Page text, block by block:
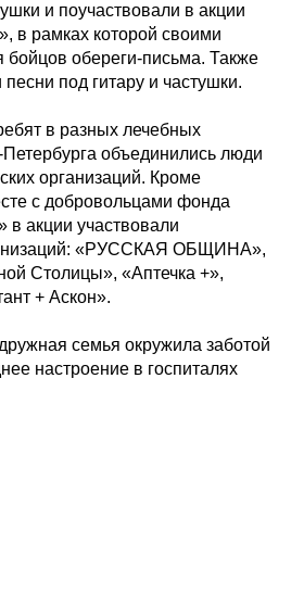
и поучаствовали в акции
в рамках которой своими
бойцов обереги-письма. Также
под гитару и частушки.
в разных лечебных
объединились люди
организаций. Кроме
с добровольцами фонда
акции участвовали
«РУССКАЯ ОБЩИНА»,
Столицы», «Аптечка +»,
+ Аскон».
семья окружила заботой
настроение в госпиталях